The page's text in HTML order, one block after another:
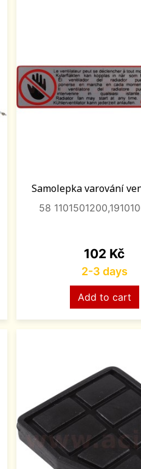
Samolepka varování
58
Price
102 Kč
2-3 days
Add to cart